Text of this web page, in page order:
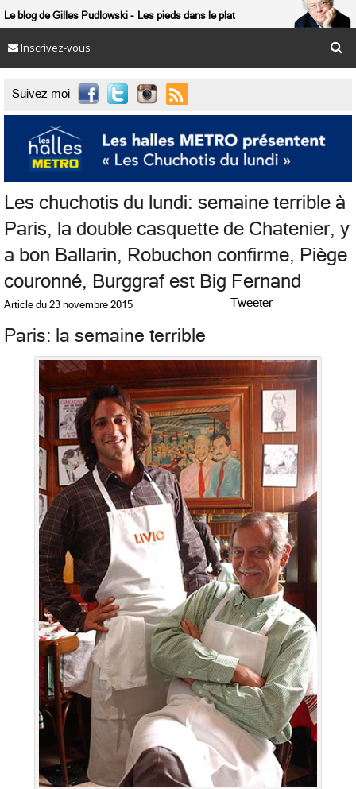
Le blog de Gilles Pudlowski Les pieds dans le plat
Inscrivez-vous
Suivez moi 
Les chuchotis du lundi: semaine terrible à
Paris, la double casquette de Chatenier, y
a bon Ballarin, Robuchon confirme, Piège
couronné, Burggraf est Big Fernand
Article du 23 novembre 2015 Tweeter
Paris: la semaine terrible